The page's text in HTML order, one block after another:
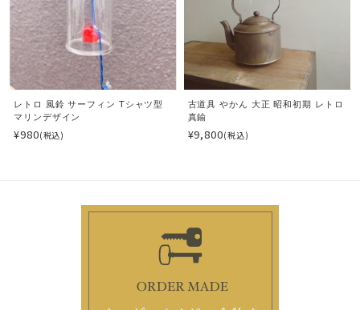
レトロ 風鈴 サーフィン Tシャツ型
マリンデザイン
¥980(税込)
古道具 やかん 大正 昭和初期 レトロ
真鍮
¥9,800(税込)